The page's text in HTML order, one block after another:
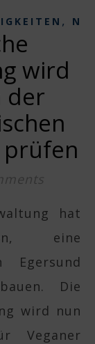
,
wird
der
prüfen
eine
Egersund
Die
wird nun
Veganer